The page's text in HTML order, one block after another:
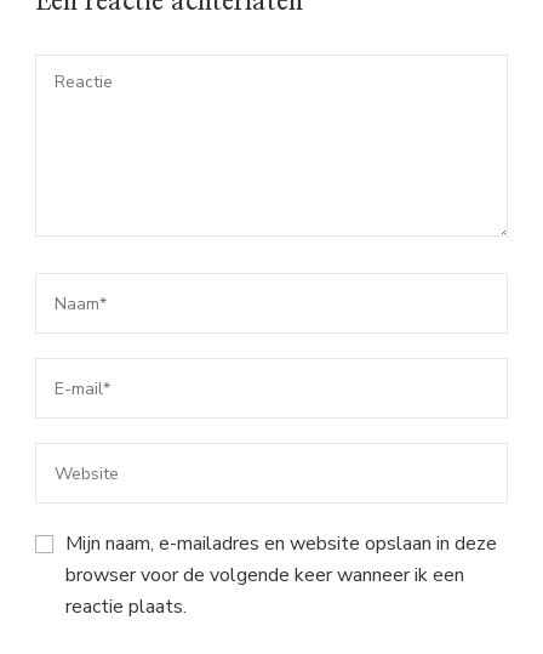
Mijn naam, e-mailadres en website opslaan in deze
browser voor de volgende keer wanneer ik een
reactie plaats.